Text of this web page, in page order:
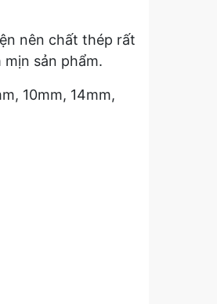
nên chất thép rất
sản phẩm.
10mm, 14mm,